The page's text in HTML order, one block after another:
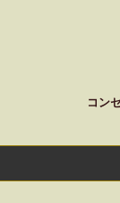
コン